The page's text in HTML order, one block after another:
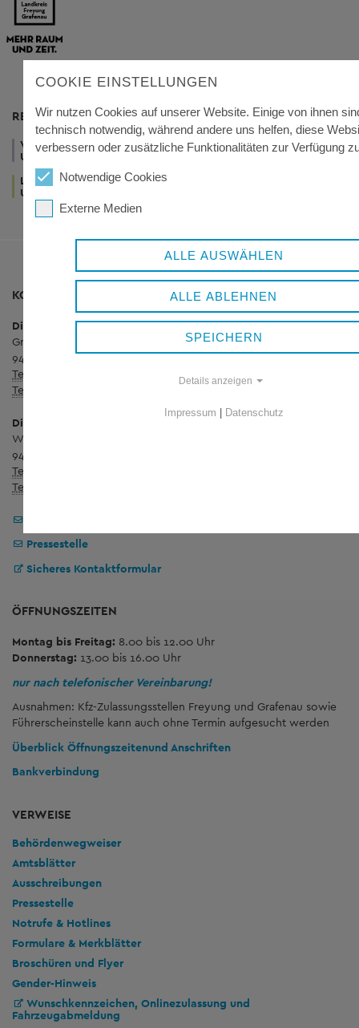
RESSORTS
VERWALTUNG
UND POLITIK
WIRTSCHAFT
UND TOURISMUS
GESUNDHEIT
UND SOZIALES
LEBEN
UND WOHNEN
KUNST
KONTAKT
Dienstgebäude Königsfeld
Grafenauer Straße 44
94078 Freyung
Telefon:
Telefax:
Dienstgebäude Wolfstein
Wolfkerstraße 3
94078 Freyung
Telefon:
Telefax:
Pressestelle
Sicheres Kontaktformular
ÖFFNUNGSZEITEN
Montag bis Freitag: 8.00 bis 12.00 Uhr
Donnerstag: 13.00 bis 16.00 Uhr
nur nach telefonischer Vereinbarung!
Ausnahmen: Kfz-Zulassungsstellen Freyung und Grafenau sowie
Führerscheinstelle kann auch ohne Termin aufgesucht werden
Überblick Öffnungszeitenund Anschriften
Bankverbindung
VERWEISE
Behördenwegweiser
Amtsblätter
Ausschreibungen
Pressestelle
Notrufe & Hotlines
Formulare & Merkblätter
Broschüren und Flyer
Gender-Hinweis
Wunschkennzeichen, Onlinezulassung und
Fahrzeugabmeldung
COOKIE EINSTELLUNGEN
Wir nutzen Cookies auf unserer Website. Einige von ihnen
technisch notwendig, während andere uns helfen, diese
verbessern oder zusätzliche Funktionalitäten zur Verfügung
Notwendige Cookies
Externe Medien
ALLE AUSWÄHLEN
ALLE ABLEHNEN
SPEICHERN
Details anzeigen
Impressum Datenschutz